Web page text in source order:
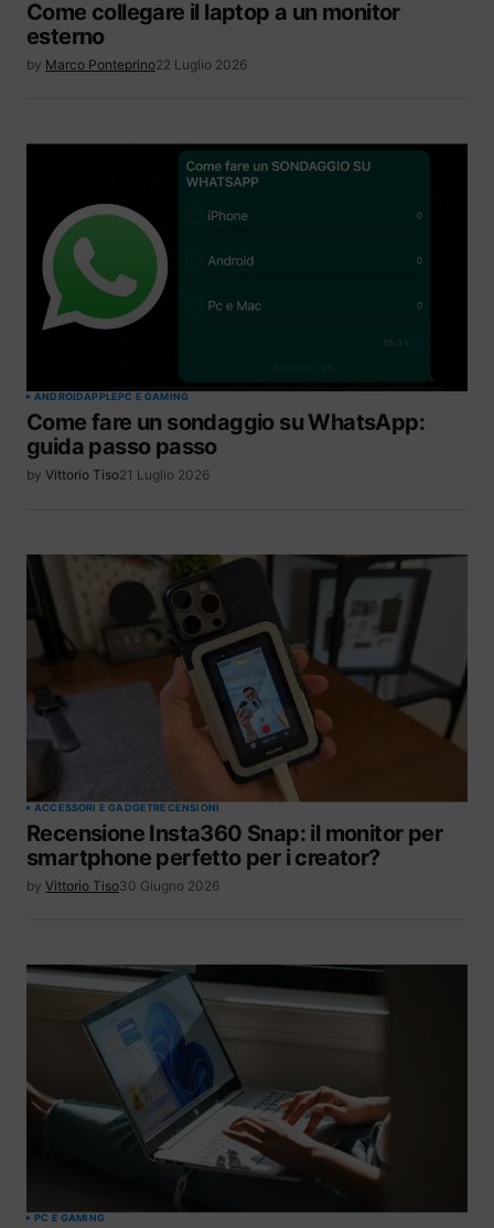
Come collegare il laptop a un monitor
esterno
by Marco Ponteprino22 Luglio 2026
ANDROIDAPPLEPC E GAMING
Come fare un sondaggio su WhatsApp:
guida passo passo
by Vittorio Tiso21 Luglio 2026
ACCESSORI E GADGETRECENSIONI
Recensione Insta360 Snap: il monitor per
smartphone perfetto per i creator?
by Vittorio Tiso30 Giugno 2026
PC E GAMING